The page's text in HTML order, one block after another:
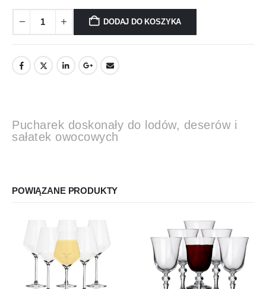
DODAJ DO KOSZYKA
Pucharek doskonały do lodów, deserów i
sałatek owocowych
POWIĄZANE PRODUKTY